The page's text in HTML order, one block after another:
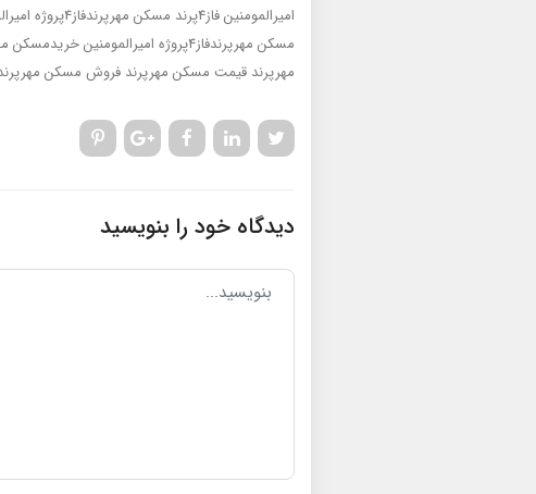
امیرالمومنین فاز4پرند
مسکن مهرپرندفاز4پروژه امیرالمومنین
مسکن مهرپرندفاز4پروژه امیرالمومنین
خریدمسکن
مهرپرند قیمت مسکن مهرپرند فروش مسکن
دیدگاه خود را بنویسید